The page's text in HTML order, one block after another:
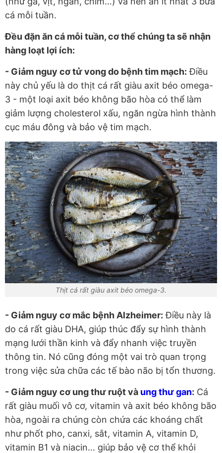
cá mỗi tuần.
Đều đặn ăn cá mỗi tuần, cơ thể chúng ta sẽ nhận
hàng loạt lợi ích:
- Giảm nguy cơ tử vong do bệnh tim mạch: Điều
này chủ yếu là do thịt cá rất giàu axit béo omega-
3 - một loại axit béo không bão hòa có thể làm
giảm lượng cholesterol xấu, ngăn ngừa hình thành
cục máu đông và bảo vệ tim mạch.
Thịt cá rất giàu axit béo omega-3.
- Giảm nguy cơ mắc bệnh Alzheimer: Điều này là
do cá rất giàu DHA, giúp thúc đẩy sự hình thành
mạng lưới thần kinh và đẩy nhanh việc truyền
thông tin. Nó cũng đóng một vai trò quan trọng
trong việc sửa chữa các tế bào não bị tổn thương.
- Giảm nguy cơ ung thư ruột và ung thư gan: Cá
rất giàu muối vô cơ, vitamin và axit béo không bão
hòa, ngoài ra chúng còn chứa các khoáng chất
như phốt pho, canxi, sắt, vitamin A, vitamin D,
vitamin B1 và niacin... giúp bảo vệ cơ thể khỏi